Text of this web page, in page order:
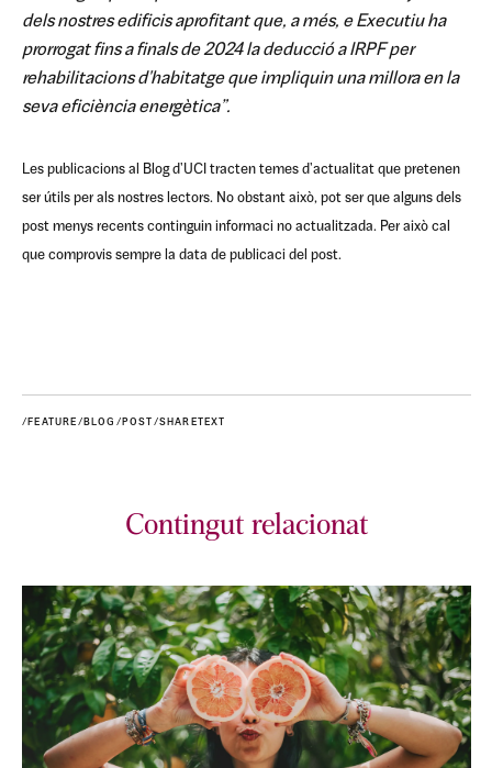
dels nostres edificis aprofitant que, a més, e Executiu ha
prorrogat fins a finals de 2024 la deducció a IRPF per
rehabilitacions d'habitatge que impliquin una millora en la
seva eficiència energètica”.
Les publicacions al Blog d'UCI tracten temes d'actualitat que pretenen
ser útils per als nostres lectors. No obstant això, pot ser que alguns dels
post menys recents continguin informaci no actualitzada. Per això cal
que comprovis sempre la data de publicaci del post.
/FEATURE/BLOG/POST/SHARETEXT
Contingut relacionat